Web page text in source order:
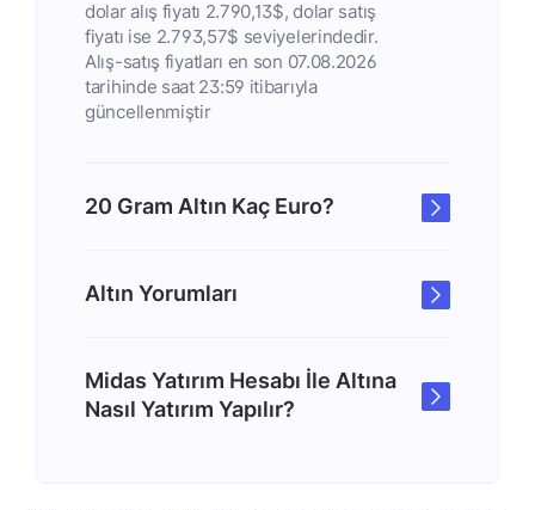
dolar alış fiyatı 2.790,13$, dolar satış
fiyatı ise 2.793,57$ seviyelerindedir.
Alış-satış fiyatları en son 07.08.2026
tarihinde saat 23:59 itibarıyla
güncellenmiştir
20 Gram Altın Kaç Euro?
Altın Yorumları
Midas Yatırım Hesabı İle Altına
Nasıl Yatırım Yapılır?